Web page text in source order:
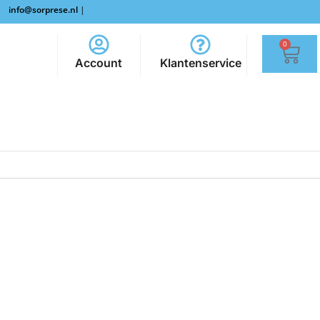
info@sorprese.nl |
Account Klantenservice
0